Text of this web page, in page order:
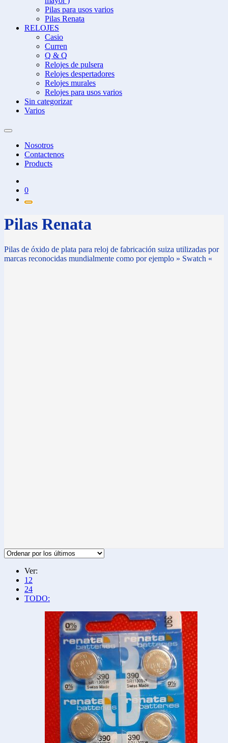
Pilas para usos varios
Pilas Renata
RELOJES
Casio
Curren
Q & Q
Relojes de pulsera
Relojes despertadores
Relojes murales
Relojes para usos varios
Sin categorizar
Varios
Nosotros
Contactenos
Products
0
Pilas Renata
Pilas de óxido de plata para reloj de fabricación suiza utilizadas por
marcas reconocidas mundialmente como por ejemplo » Swatch «
Ver:
12
24
TODO: